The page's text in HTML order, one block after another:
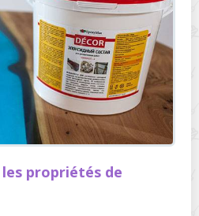
propriétés de